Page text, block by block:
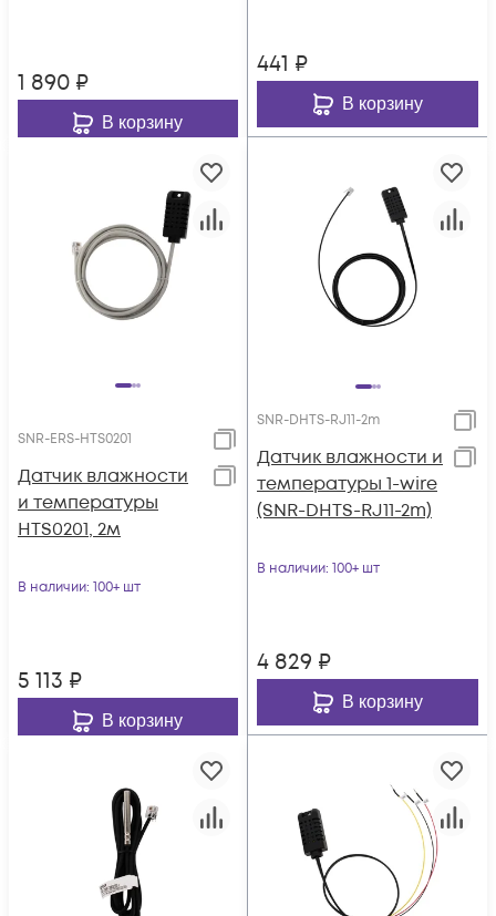
1 890 ₽
В корзину
441 ₽
В корзину
SNR-ERS-HTS0201
Датчик влажности
и температуры
HTS0201, 2м
В наличии: 100+ шт
5 113 ₽
В корзину
SNR-DHTS-RJ11-2m
Датчик влажности и
температуры 1-wire
(SNR-DHTS-RJ11-2m)
В наличии: 100+ шт
4 829 ₽
В корзину